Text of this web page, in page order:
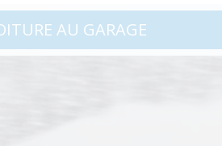
AU GARAGE